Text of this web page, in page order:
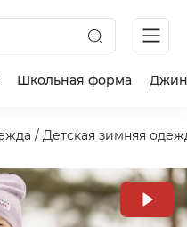
Школьная форма
/ Детская зимняя